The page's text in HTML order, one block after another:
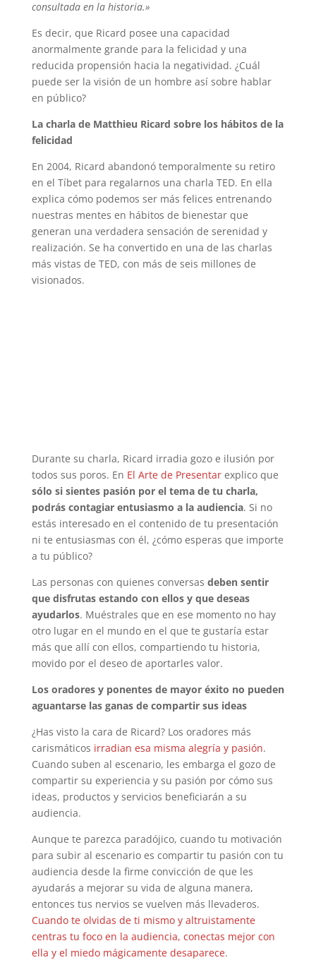
consultada en la historia.»
Es decir, que Ricard posee una capacidad
anormalmente grande para la felicidad y una
reducida propensión hacia la negatividad. ¿Cuál
puede ser la visión de un hombre así sobre hablar
en público?
La charla de Matthieu Ricard sobre los hábitos de la
felicidad
En 2004, Ricard abandonó temporalmente su retiro
en el Tíbet para regalarnos una charla TED. En ella
explica cómo podemos ser más felices entrenando
nuestras mentes en hábitos de bienestar que
generan una verdadera sensación de serenidad y
realización. Se ha convertido en una de las charlas
más vistas de TED, con más de seis millones de
visionados.
Durante su charla, Ricard irradia gozo e ilusión por
todos sus poros. En El Arte de Presentarexplico que
sólo si sientes pasión por el tema de tu charla,
podrás contagiar entusiasmo a la audiencia. Si no
estás interesado en el contenido de tu presentación
ni te entusiasmas con él, ¿cómo esperas que importe
a tu público?
Las personas con quienes conversas deben sentir
que disfrutas estando con ellos y que deseas
ayudarlos. Muéstrales que en ese momento no hay
otro lugar en el mundo en el que te gustaría estar
más que allí con ellos, compartiendo tu historia,
movido por el deseo de aportarles valor.
Los oradores y ponentes de mayor éxito no pueden
aguantarse las ganas de compartir sus ideas
¿Has visto la cara de Ricard? Los oradores más
carismáticos irradian esa misma alegría y pasión.
Cuando suben al escenario, les embarga el gozo de
compartir su experiencia y su pasión por cómo sus
ideas, productos y servicios beneficiarán a su
audiencia.
Aunque te parezca paradójico, cuando tu motivación
para subir al escenario es compartir tu pasión con tu
audiencia desde la firme convicción de que les
ayudarás a mejorar su vida de alguna manera,
entonces tus nervios se vuelven más llevaderos.
Cuando te olvidas de ti mismo y altruistamente
centras tu foco en la audiencia, conectas mejor con
ella y el miedo mágicamente desaparece.